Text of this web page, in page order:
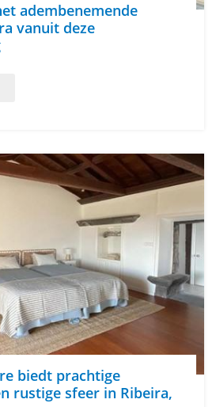
adembenemende
vanuit deze
biedt prachtige
rustige sfeer in Ribeira,